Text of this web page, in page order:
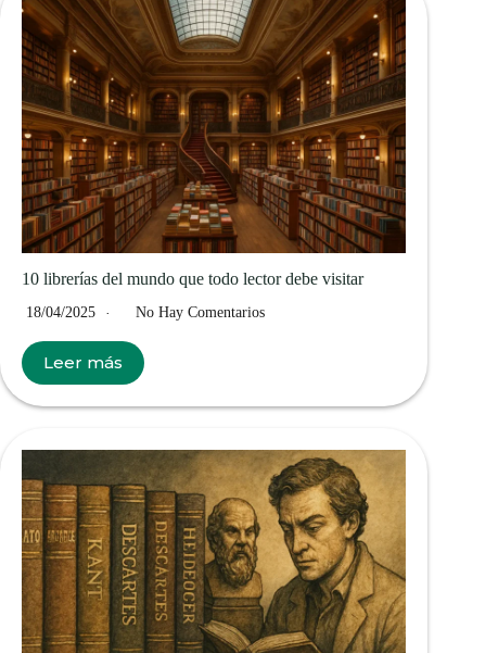
10 librerías del mundo que todo lector debe visitar
18/04/2025 No Hay Comentarios
Leer más